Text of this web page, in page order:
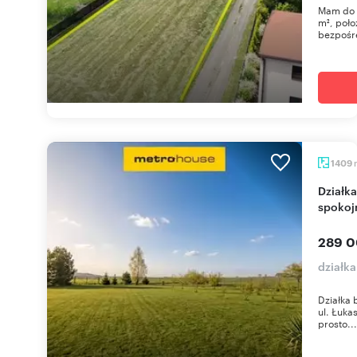
Mam
m²,
1409
Działka 1409 m² w Lędzinach (media, las,
289
ul.
prosto...